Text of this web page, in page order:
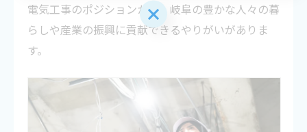
電気工事のポジションから、岐阜の豊かな人々の暮
らしや産業の振興に貢献できるやりがいがありま
す。
お問い合わせはこちら